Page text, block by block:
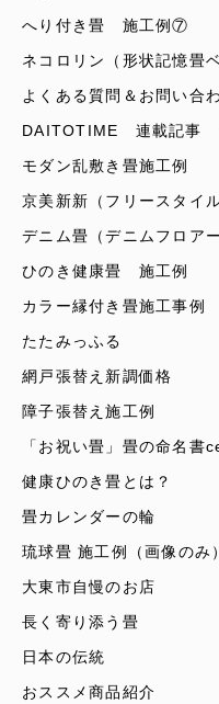
へり付き畳 施工例⑦
ネコロリン（形状記憶畳
よくある質問＆お問い合
DAITOTIME 連載記事
モダン乱敷き畳施工例
京美新新（フリースタイ
デニム畳（デニムフロア
ひのき健康畳 施工例
カラー縁付き畳施工事例
たたみっふる
網戸張替え新調価格
障子張替え施工例
「お祝い畳」畳の命名
健康ひのき畳とは？
畳カレンダーの輪
琉球畳 施工例（画像のみ）
大東市自慢のお店
長く寄り添う畳
日本の伝統
おススメ商品紹介